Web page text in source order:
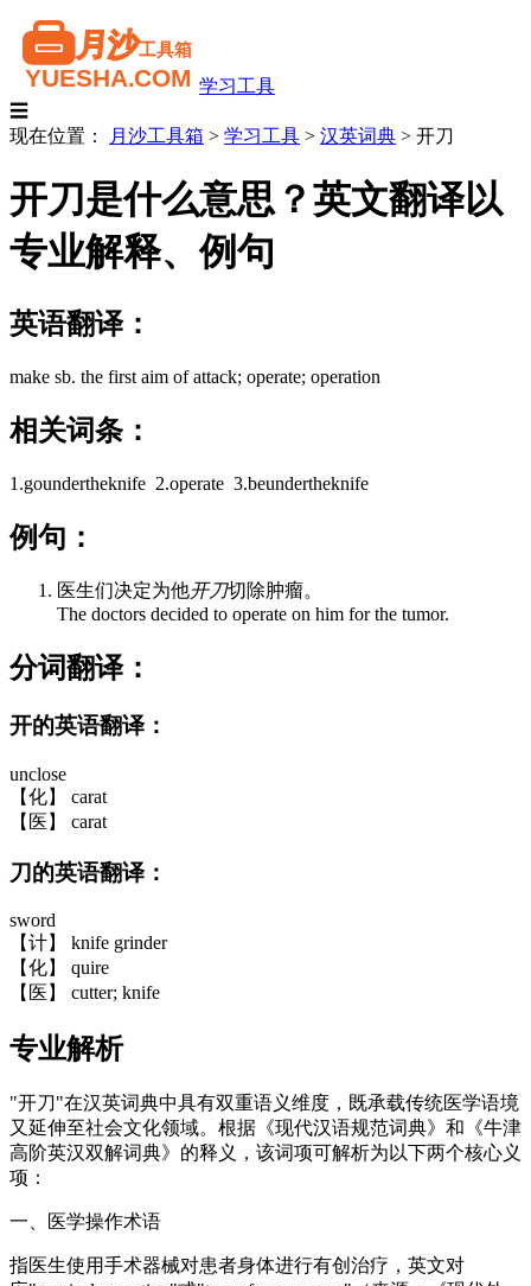
学习工具
☰
现在位置：
月沙工具箱 > 学习工具 > 汉英词典 > 开刀
开刀是什么意思？英文翻译以
专业解释、例句
英语翻译：
make sb. the first aim of attack; operate; operation
相关词条：
1.goundertheknife 2.operate 3.beundertheknife
例句：
医生们决定为他开刀切除肿瘤。
The doctors decided to operate on him for the tumor.
分词翻译：
开的英语翻译：
unclose
【化】 carat
【医】 carat
刀的英语翻译：
sword
【计】 knife grinder
【化】 quire
【医】 cutter; knife
专业解析
"开刀"在汉英词典中具有双重语义维度，既承载传统医学语境
又延伸至社会文化领域。根据《现代汉语规范词典》和《牛津
高阶英汉双解词典》的释义，该词项可解析为以下两个核心义
项：
一、医学操作术语
指医生使用手术器械对患者身体进行有创治疗，英文对